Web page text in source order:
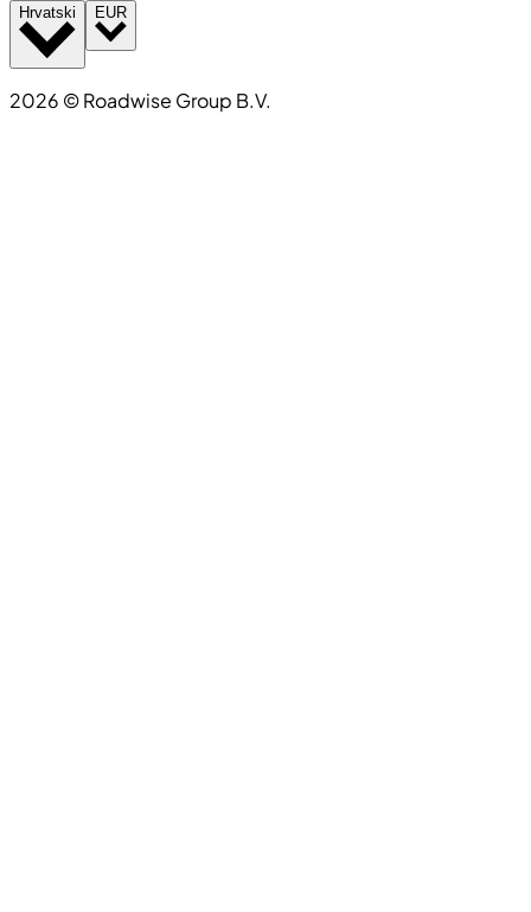
Hrvatski EUR
2026 ©Roadwise Group B.V.